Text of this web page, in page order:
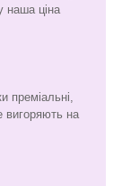
наша ціна
преміальні,
вигоряють на